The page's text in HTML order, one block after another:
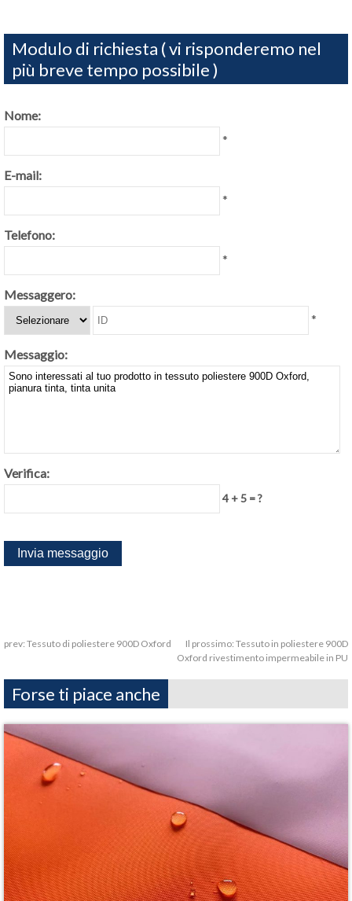
Modulo di richiesta ( vi risponderemo nel
più breve tempo possibile )
Nome:
*
E-mail:
*
Telefono:
*
Messaggero:
*
Messaggio:
Verifica:
4 + 5 = ?
prev: Tessuto di poliestere 900D Oxford Il prossimo: Tessuto in poliestere 900D
Oxford rivestimento impermeabile in PU
Forse ti piace anche